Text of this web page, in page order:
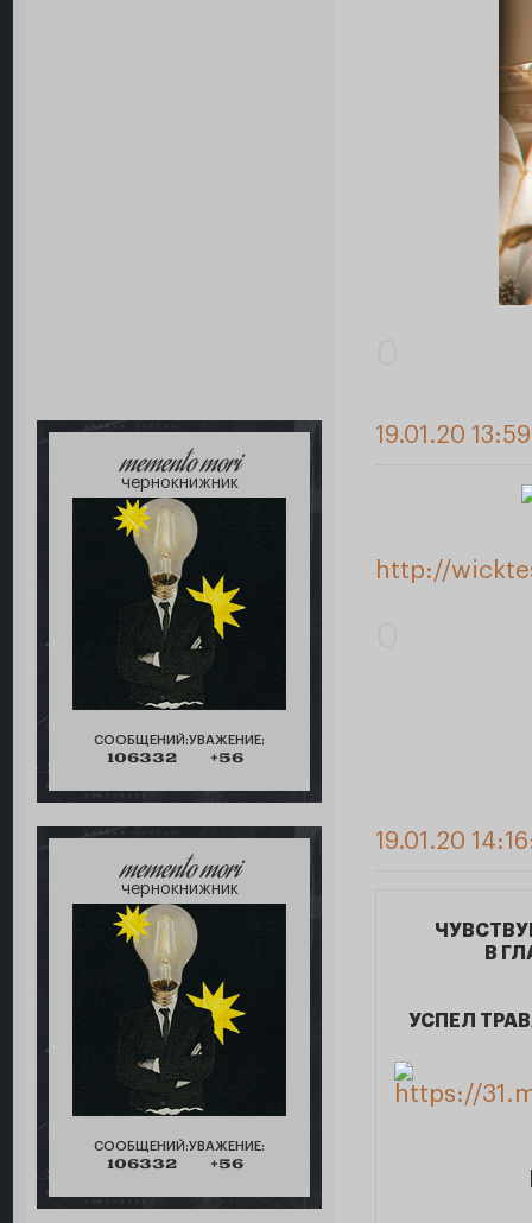
memento mori
чернокнижник
СООБЩЕНИЙ:
106332
УВАЖЕНИЕ:
+56
19.01.20
http://
memento mori
чернокнижник
СООБЩЕНИЙ:
106332
УВАЖЕНИЕ:
+56
19.01.20
В
УСПЕЛ